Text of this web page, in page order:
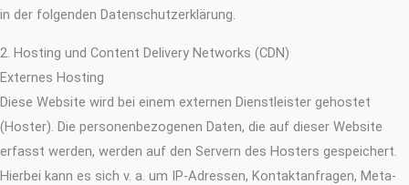
in der folgenden Datenschutzerklärung.
2. Hosting und Content Delivery Networks (CDN)
Externes Hosting
Diese Website wird bei einem externen Dienstleister gehostet
(Hoster). Die personenbezogenen Daten, die auf dieser Website
erfasst werden, werden auf den Servern des Hosters gespeichert.
Hierbei kann es sich v. a. um IP-Adressen, Kontaktanfragen, Meta-